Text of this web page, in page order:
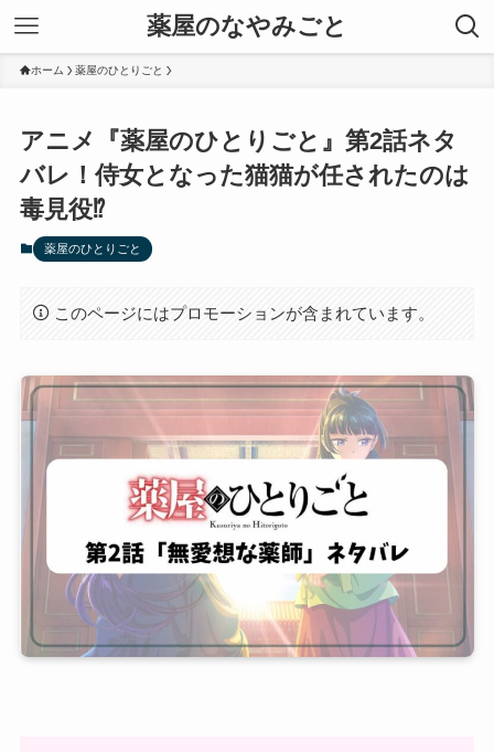
薬屋のなやみごと
ホーム 薬屋のひとりごと
アニメ『薬屋のひとりごと』第2話ネタ
バレ！侍女となった猫猫が任されたのは
毒見役⁉
薬屋のひとりごと
このページにはプロモーションが含まれています。